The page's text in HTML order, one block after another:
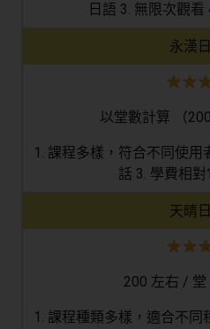
日語 3. 無限次觀
永漢
以堂數計算 （
1. 課程多樣，符合不同使用
話 3. 學費相
天晴
200 左右 / 堂
1. 課程種類多樣，適合不同